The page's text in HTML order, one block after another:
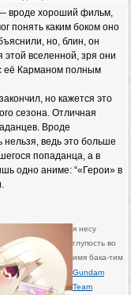
вроде хороший фильм,
понять каким боком оно
но, блин, он
вселенной, зря они
её Карманом полным
но кажется это
сезона. Отличная
Вроде
нельзя, ведь это больше
попаданца, а в
одно аниме: “«Герои» в
я несу
глупость во
имя бака-тим
Gundam
Team